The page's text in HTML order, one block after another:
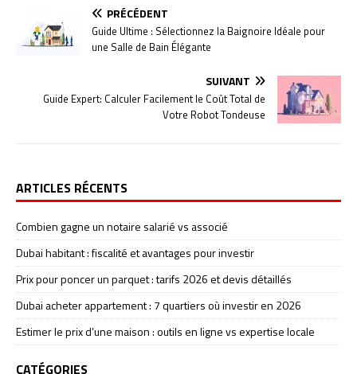
PRÉCÉDENT
Guide Ultime : Sélectionnez la Baignoire Idéale pour
une Salle de Bain Élégante
SUIVANT
Guide Expert: Calculer Facilement le Coût Total de
Votre Robot Tondeuse
ARTICLES RÉCENTS
Combien gagne un notaire salarié vs associé
Dubai habitant : fiscalité et avantages pour investir
Prix pour poncer un parquet : tarifs 2026 et devis détaillés
Dubai acheter appartement : 7 quartiers où investir en 2026
Estimer le prix d’une maison : outils en ligne vs expertise locale
CATÉGORIES